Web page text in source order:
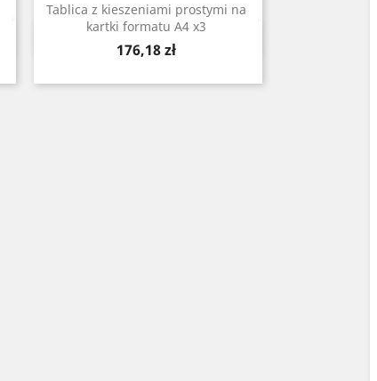
Tablica z kieszeniami prostymi na
kartki formatu A4 x3
Cena
176,18 zł
Szybki podgląd